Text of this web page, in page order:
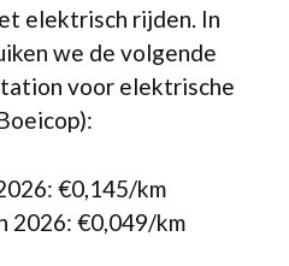
elektrisch rijden. In
we de volgende
voor elektrische
€0,145/km
2026: €0,049/km